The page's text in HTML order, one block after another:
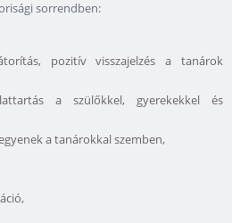
sorrendben:
pozitív visszajelzés a tanárok
a szülőkkel, gyerekekkel és
a tanárokkal szemben,